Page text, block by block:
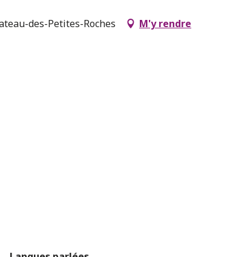
des-Petites-Roches M'y rendre